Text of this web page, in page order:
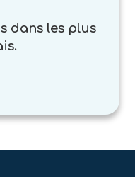
dans les plus